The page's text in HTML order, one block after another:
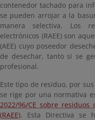
contenedor tachado para
se pueden arrojar a la
manera selectiva. Los
electrónicos (RAEE) son
(AEE) cuyo poseedor
de desechar, tanto si se
profesional.
Este tipo de residuo, por
se rige por una normativa
2022/96/CE sobre
(RAEE). Esta Directiva se